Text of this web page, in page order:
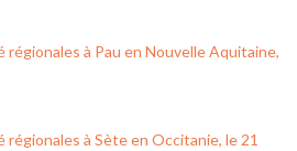
régionales à Pau en Nouvelle Aquitaine,
régionales à Sète en Occitanie, le 21